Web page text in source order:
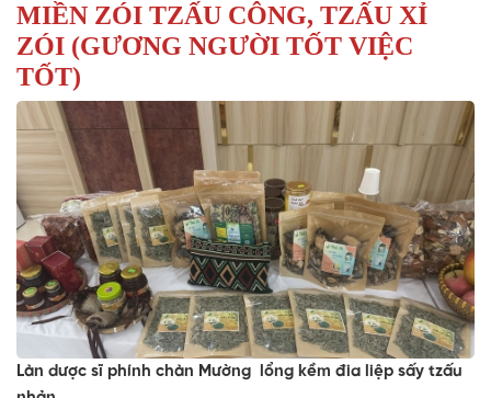
MIỀN ZÓI TZẤU CÔNG, TZẤU XỈ
ZÓI (GƯƠNG NGƯỜI TỐT VIỆC
TỐT)
Làn dược sĩ phính chàn Mường lổng kềm đia liệp sấy tzấu